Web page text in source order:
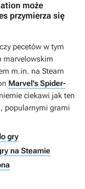
może
przymierza się
pecetów w tym
marvelowskim
m.in. na Steam
Marvel's Spider-
ciekawi jak ten
popularnymi grami
gry
na Steamie